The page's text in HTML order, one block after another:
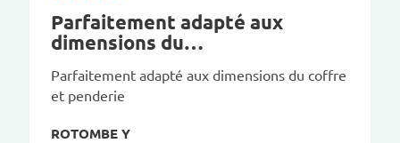
Parfaitement adapté aux
dimensions du…
Parfaitement adapté aux dimensions du coffre
et penderie
ROTOMBE Y